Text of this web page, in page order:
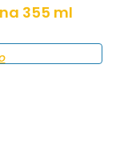
355 ml